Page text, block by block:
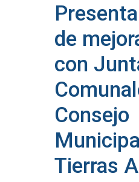
de
con
Consejo
Tierras